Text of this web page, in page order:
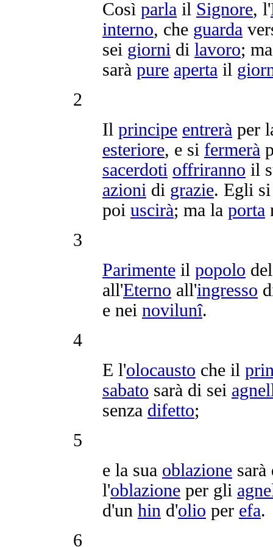
Così parla il Signore, l'
interno, che guarda
sei giorni di lavoro;
sarà pure aperta il
2
Il principe entrerà per
esteriore, e si fermerà
sacerdoti offriranno il
azioni di grazie. Egli
poi uscirà; ma la porta
3
Parimente il popolo
all'Eterno all'ingresso
e nei novilunî.
4
E l'olocausto che il
sabato sarà di sei
senza difetto;
5
e la sua oblazione
l'oblazione per gli
d'un hin d'olio per efa.
6